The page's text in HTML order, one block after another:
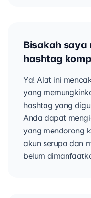
Bisakah saya
hashtag
Ya! Alat ini
yang
hashtag yang
Anda dapat
yang mendorong
akun serupa dan
belum